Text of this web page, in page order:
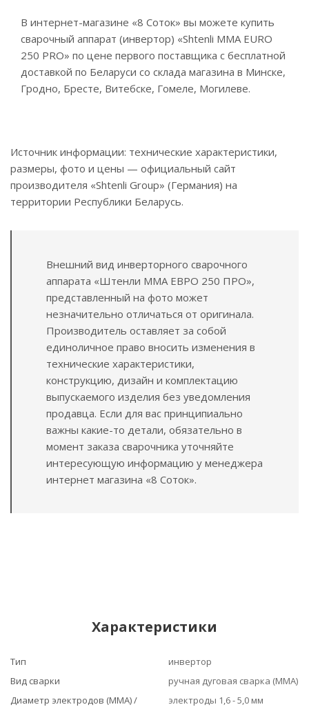
В интернет-магазине «8 Соток» вы можете купить
сварочный аппарат (инвертор) «Shtenli MMA EURO
250 PRO» по цене первого поставщика с бесплатной
доставкой по Беларуси со склада магазина в Минске,
Гродно, Бресте, Витебске, Гомеле, Могилеве.
Источник информации: технические характеристики,
размеры, фото и цены — официальный сайт
производителя «Shtenli Group» (Германия) на
территории Республики Беларусь.
Внешний вид инверторного сварочного
аппарата «Штенли ММА ЕВРО 250 ПРО»,
представленный на фото может
незначительно отличаться от оригинала.
Производитель оставляет за собой
единоличное право вносить изменения в
технические характеристики,
конструкцию, дизайн и комплектацию
выпускаемого изделия без уведомления
продавца. Если для вас принципиально
важны какие-то детали, обязательно в
момент заказа сварочника уточняйте
интересующую информацию у менеджера
интернет магазина «8 Соток».
Характеристики
Тип
инвертор
Вид сварки
ручная дуговая сварка (MMA)
Диаметр электродов (MMA) /
электроды 1,6 - 5,0 мм